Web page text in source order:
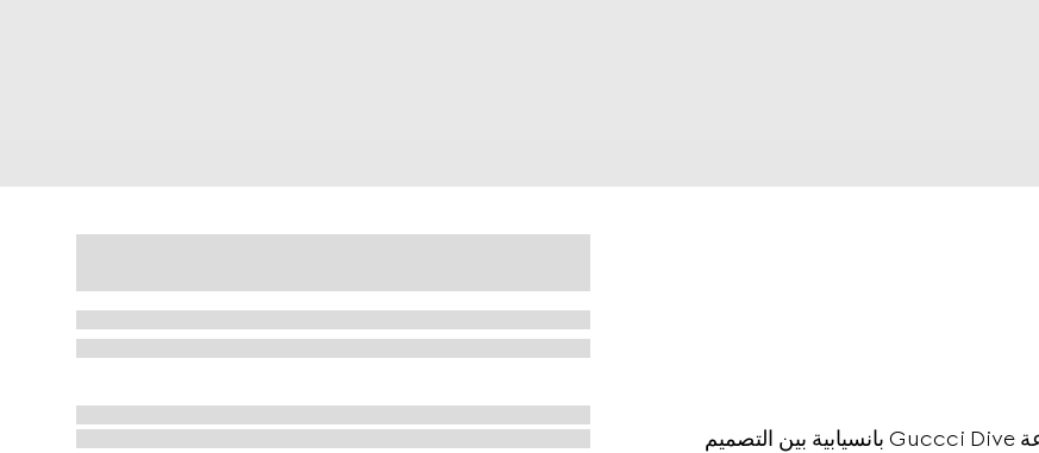
بوحي من تصميم ساعة الغطاس الكلاسيكية، تمزج مجموعة Guccci Dive بانسيابية بين التصميم